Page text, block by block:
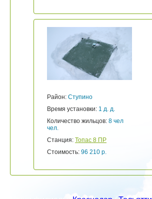
Район: Ступино
Время установки: 1 д. д.
Количество жильцов: 8 чел
чел.
Станция: Топас 8 ПР
Стоимость: 96 210 р.